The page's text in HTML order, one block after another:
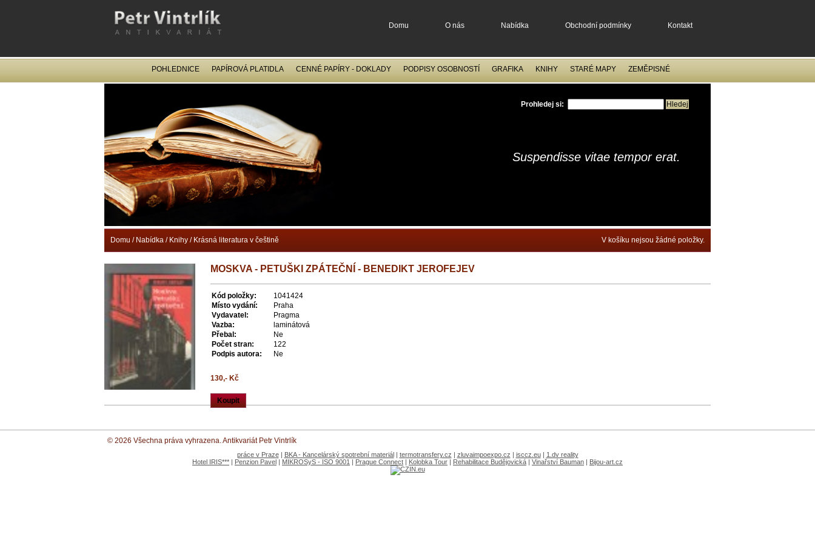
MOSKVA - PETUŠKI ZPÁTEČNÍ - BENEDIKT JEROFEJEV
Kód položky:
1041424
Místo vydání:
Praha
Vydavatel:
Pragma
Vazba:
laminátová
Přebal:
Ne
Počet stran:
122
Podpis autora:
Ne
130,- Kč
Koupit
Domu O nás Nabídka Obchodní podmínky Kontakt
POHLEDNICE PAPÍROVÁ PLATIDLA CENNÉ PAPÍRY - DOKLADY PODPISY OSOBNOSTÍ GRAFIKA KNIHY STARÉ MAPY ZEMĚPISNÉ
Suspendisse vitae tempor erat.
Prohledej si:
V košíku nejsou žádné položky.
Domu / Nabídka / Knihy / Krásná literatura v češtině
© 2026 Všechna práva vyhrazena. Antikvariát Petr Vintrlík
práce v Praze | BKA - Kancelárský spotrební materiál | termotransfery.cz | zluvaimpoexpo.cz | isccz.eu | 1.dv reality
Hotel IRIS*** | Penzion Pavel | MIKROSyS - ISO 9001 | Prague Connect | Kolobka Tour | Rehabilitace Budějovická | Vinařství Bauman | Bijou-art.cz